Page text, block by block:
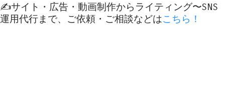
✍️サイト・広告・動画制作からライティング〜SNS
運用代行まで、ご依頼・ご相談などはこちら！